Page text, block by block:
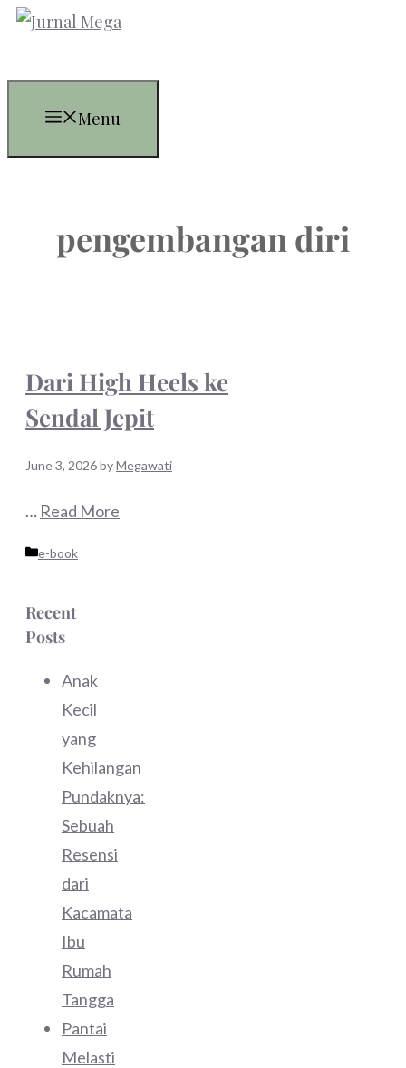
Skip
content
Menu
pengembangan diri
Dari High Heels ke
Sendal Jepit
June 3, 2026byMegawati
… Read More
Categories
e-book
Recent
Posts
Anak
Kecil
yang
Kehilangan
Pundaknya:
Sebuah
Resensi
dari
Kacamata
Ibu
Rumah
Tangga
Pantai
Melasti